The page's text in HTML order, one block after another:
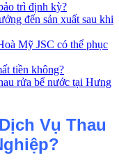
trì định kỳ?
đến sản xuất sau khi
Mỹ JSC có thể phục
tiền không?
rửa bể nước tại Hưng
Vụ Thau